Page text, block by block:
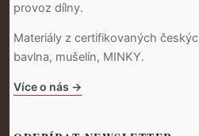
provoz dílny.
Materiály z certifikovaných
bavlna, mušelín, MINKY.
Více o nás →